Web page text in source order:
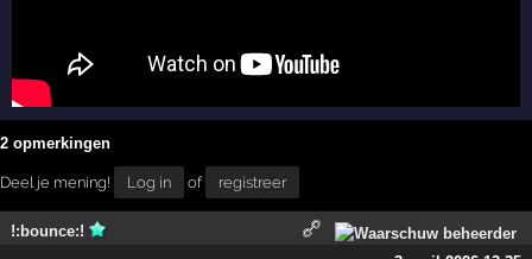
2 opmerkingen
Deel je mening! Log in of registreer
!:bounce:!